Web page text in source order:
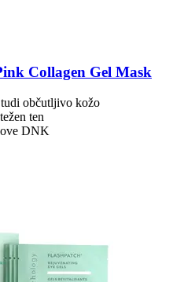
Collagen Gel Mask
občutljivo kožo
ten
DNK